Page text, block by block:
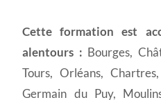
Cette formation est
alentours : Bourges,
Tours, Orléans,
Germain du Puy,